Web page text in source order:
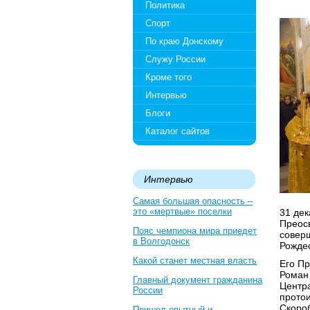
Политика
Спорт
По краю Донскому
Служу России
Кроме того
Интервью
Блоги
Каталог сайтов
Интервью
Самая большая опасность –
это «мертвые» поселки
Пояс чемпиона мира приедет
в Волгодонск
Какой станет местная власть
Главный документ гражданина
России
31
Его
Роман